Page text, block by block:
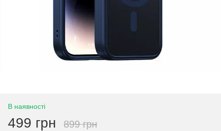
В наявності
499 грн 899 грн